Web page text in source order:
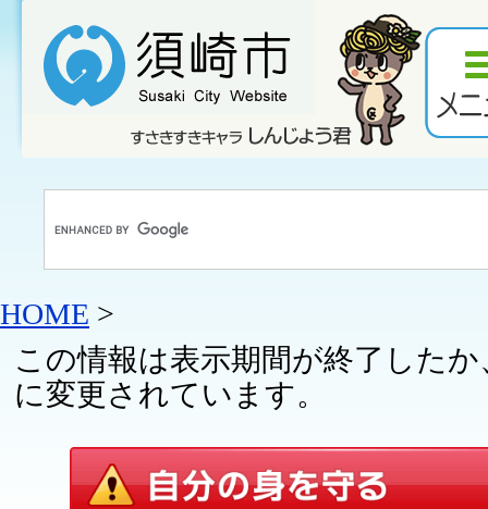
HOME >
この情報は表示期間が終了した
に変更されています。